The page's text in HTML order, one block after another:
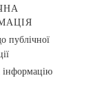
публічної
інформацію